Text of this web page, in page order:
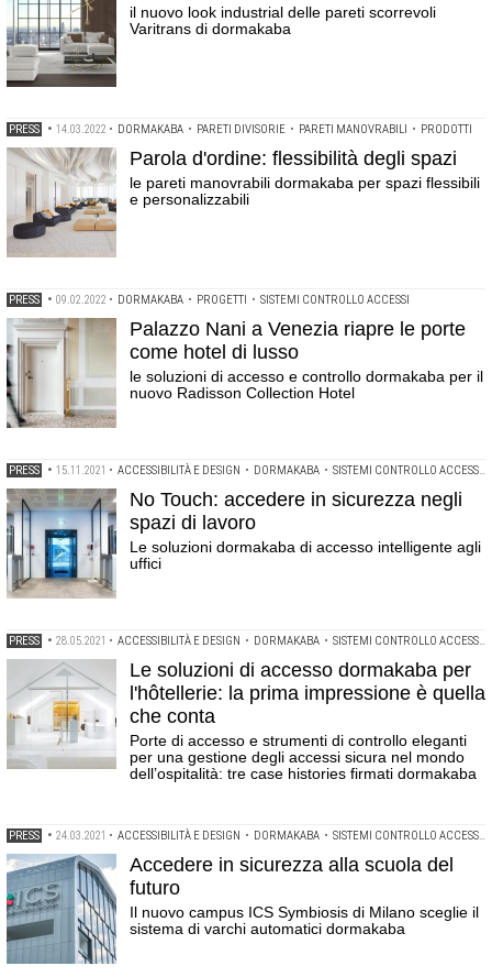
il nuovo look industrial delle pareti scorrevoli
Varitrans di dormakaba
PRESS • 14.03.2022 • DORMAKABA • PARETI DIVISORIE • PARETI MANOVRABILI • PRODOTTI
Parola d'ordine: flessibilità degli spazi
le pareti manovrabili dormakaba per spazi flessibili
e personalizzabili
PRESS • 09.02.2022 • DORMAKABA • PROGETTI • SISTEMI CONTROLLO ACCESSI
Palazzo Nani a Venezia riapre le porte
come hotel di lusso
le soluzioni di accesso e controllo dormakaba per il
nuovo Radisson Collection Hotel
PRESS • 15.11.2021 • ACCESSIBILITÀ E DESIGN • DORMAKABA • SISTEMI CONTROLLO ACCESSI •
No Touch: accedere in sicurezza negli
spazi di lavoro
Le soluzioni dormakaba di accesso intelligente agli
uffici
PRESS • 28.05.2021 • ACCESSIBILITÀ E DESIGN • DORMAKABA • SISTEMI CONTROLLO ACCESSI •
Le soluzioni di accesso dormakaba per
l'hôtellerie: la prima impressione è quella
che conta
Porte di accesso e strumenti di controllo eleganti
per una gestione degli accessi sicura nel mondo
dell’ospitalità: tre case histories firmati dormakaba
PRESS • 24.03.2021 • ACCESSIBILITÀ E DESIGN • DORMAKABA • SISTEMI CONTROLLO ACCESSI •
Accedere in sicurezza alla scuola del
futuro
Il nuovo campus ICS Symbiosis di Milano sceglie il
sistema di varchi automatici dormakaba